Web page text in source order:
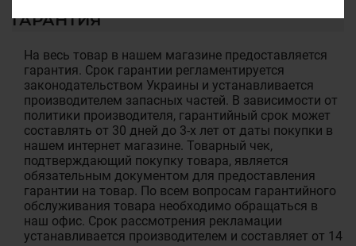
ГАРАНТИЯ
На весь товар в нашем магазине предоставляется
гарантия. Срок гарантии регламентируется
законодательством Украины и устанавливается
производителем запасных частей. В зависимости от
политики производителя, гарантийный срок может
составлять от 30 дней до 3-х лет от даты покупки в
нашем интернет магазине. Товарный чек,
подтверждающий покупку товара, является
обязательным документом для предоставления
гарантии на товар. По всем вопросам гарантийного
обслуживания товара необходимо обращаться в
наш офис. Срок рассмотрения рекламации
устанавливается производителем и составляет от 14